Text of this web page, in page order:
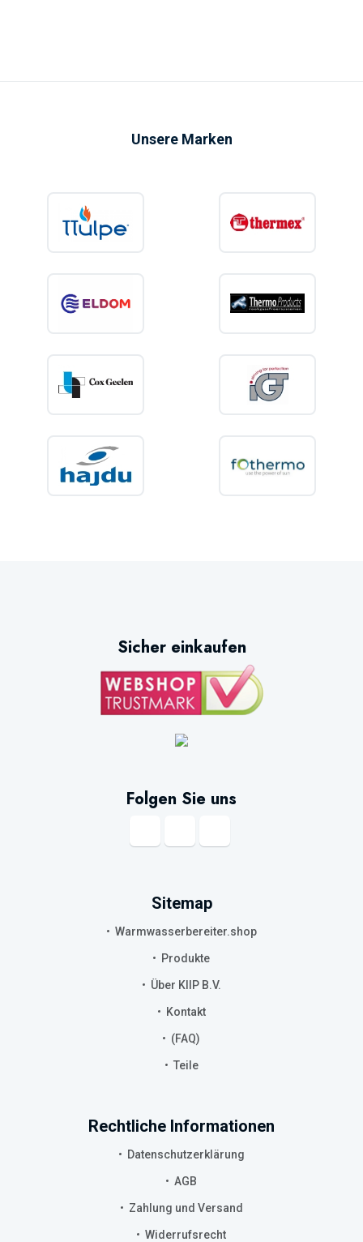
Unsere Marken
Sicher einkaufen
Folgen Sie uns
Sitemap
Warmwasserbereiter.shop
Produkte
Über KIIP B.V.
Kontakt
(FAQ)
Teile
Rechtliche Informationen
Datenschutzerklärung
AGB
Zahlung und Versand
Widerrufsrecht